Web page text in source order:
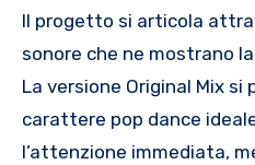
Il progetto si articola
sonore che ne mostrano
La versione Original Mix si
carattere pop dance
l’attenzione immediata,